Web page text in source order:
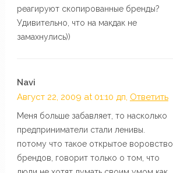
реагируют скопированные бренды?
Удивительно, что на макдак не
замахнулись))
Navi
Август 22, 2009 at 01:10 дп, Ответить
Меня больше забавляет, то насколько
предприниматели стали ленивы.
потому что такое открытое воровство
брендов, говорит только о том, что